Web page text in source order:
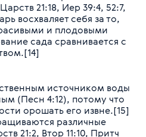
21:18, Иер 39:4, 52:7,
восхваляет себя за то,
и плодовыми
сада сравнивается с
источником воды
(Песн 4:12), потому что
орошать его извне.[15]
различные
21:2, Втор 11:10, Притч